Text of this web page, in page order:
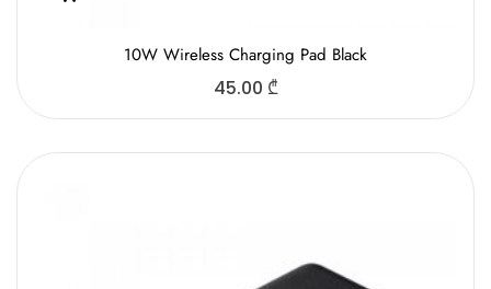
10W Wireless Charging Pad Black
45.00 ₾